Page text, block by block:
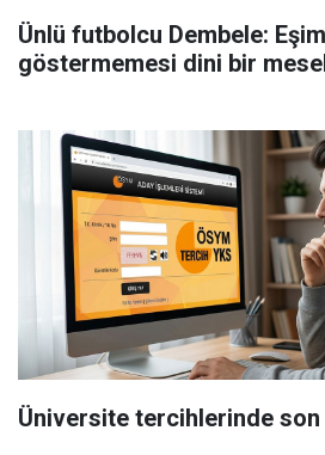
Ünlü futbolcu Dembele:
göstermemesi dini bir
Üniversite tercihlerinde son